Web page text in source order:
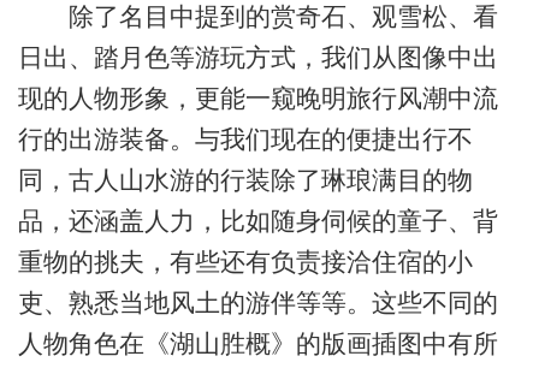
除了名目中提到的赏奇石、观雪松、看
日出、踏月色等游玩方式，我们从图像中出
现的人物形象，更能一窥晚明旅行风潮中流
行的出游装备。与我们现在的便捷出行不
同，古人山水游的行装除了琳琅满目的物
品，还涵盖人力，比如随身伺候的童子、背
重物的挑夫，有些还有负责接洽住宿的小
吏、熟悉当地风土的游伴等等。这些不同的
人物角色在《湖山胜概》的版画插图中有所